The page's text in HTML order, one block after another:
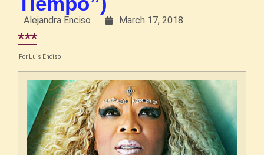
Alejandra Enciso March 17, 2018
***
Por Luis Enciso